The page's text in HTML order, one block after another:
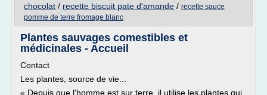
chocolat / recette biscuit pate d'amande / recette sauce
pomme de terre fromage blanc
Plantes sauvages comestibles et
médicinales - Accueil
Contact
Les plantes, source de vie...
« Depuis que l'homme est sur terre, il utilise les plantes qui